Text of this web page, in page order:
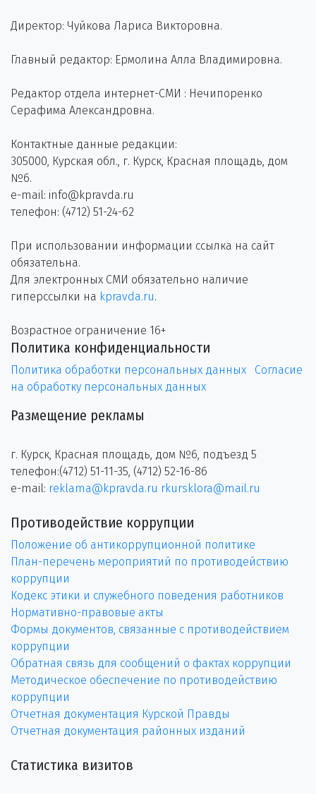
Директор: Чуйкова Лариса Викторовна.
Главный редактор: Ермолина Алла Владимировна.
Редактор отдела интернет-СМИ : Нечипоренко
Серафима Александровна.
Контактные данные редакции:
305000, Курская обл., г. Курск, Красная площадь, дом
№6.
e-mail: info@kpravda.ru
телефон: (4712) 51-24-62
При использовании информации ссылка на сайт
обязательна.
Для электронных СМИ обязательно наличие
гиперссылки на kpravda.ru.
Возрастное ограничение 16+
Политика конфиденциальности
Политика обработки персональных данных
Согласие
на обработку персональных данных
Размещение рекламы
г. Курск, Красная площадь, дом №6, подъезд 5
телефон:(4712) 51-11-35, (4712) 52-16-86
e-mail: reklama@kpravda.ru rkursklora@mail.ru
Противодействие коррупции
Положение об антикоррупционной политике
План-перечень мероприятий по противодействию
коррупции
Кодекс этики и служебного поведения работников
Нормативно-правовые акты
Формы документов, связанные с противодействием
коррупции
Обратная связь для сообщений о фактах коррупции
Методическое обеспечение по противодействию
коррупции
Отчетная документация Курской Правды
Отчетная документация районных изданий
Статистика визитов